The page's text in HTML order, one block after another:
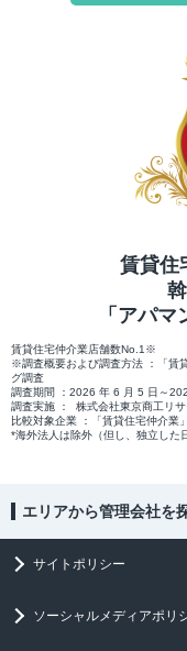
賃貸住
「アパ
賃貸住宅仲介業店舗数No.1※
※調査概要および調査方法 ：「賃
グ調査
調査期間 ：2026 年 6 月 5 日～
調査実施 ： 株式会社東京商工リ
比較対象企業 ：「賃貸住宅仲介業
*海外法人は除外（但し、独立した
エリアから管理会社を
サイトポリシー
ソーシャルメディアポリ